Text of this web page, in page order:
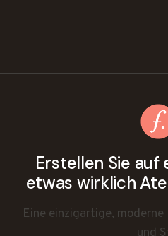
Erstellen Sie auf
etwas wirklich
Eine einzigartige,